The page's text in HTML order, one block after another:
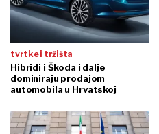
tvrtke i tržišta
Hibridi i Škoda i dalje
dominiraju prodajom
automobila u Hrvatskoj